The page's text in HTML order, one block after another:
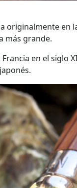
originalmente en
más grande.
en el